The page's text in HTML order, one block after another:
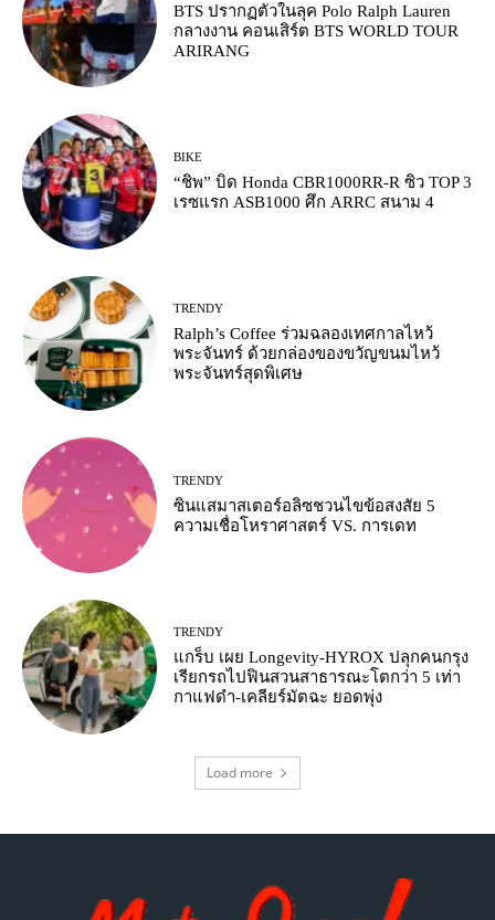
BTS ปรากฏตัวในลุค Polo Ralph Lauren
กลางงาน คอนเสิร์ต BTS WORLD TOUR
ARIRANG
BIKE
“ชิพ” บิด Honda CBR1000RR-R ซิว TOP 3
เรซแรก ASB1000 ศึก ARRC สนาม 4
TRENDY
Ralph’s Coffee ร่วมฉลองเทศกาลไหว้
พระจันทร์ ด้วยกล่องของขวัญขนมไหว้
พระจันทร์สุดพิเศษ
TRENDY
ซินแสมาสเตอร์อลิซชวนไขข้อสงสัย 5
ความเชื่อโหราศาสตร์ VS. การเดท
TRENDY
แกร็บ เผย Longevity-HYROX ปลุกคนกรุง
เรียกรถไปฟินสวนสาธารณะโตกว่า 5 เท่า
กาแฟดำ-เคลียร์มัตฉะ ยอดพุ่ง
Load more